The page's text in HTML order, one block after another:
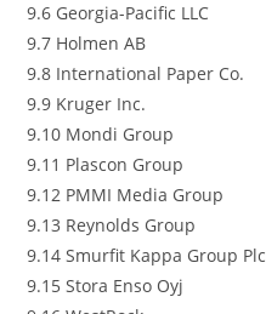
9.6 Georgia-Pacific LLC
9.7 Holmen AB
9.8 International Paper Co.
9.9 Kruger Inc.
9.10 Mondi Group
9.11 Plascon Group
9.12 PMMI Media Group
9.13 Reynolds Group
9.14 Smurfit Kappa Group Plc
9.15 Stora Enso Oyj